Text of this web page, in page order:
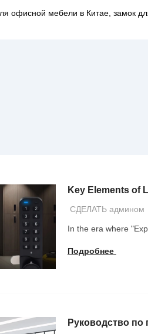
офисной мебели в Китае, замок
Key Elements of
СДЕЛАТЬ админом
In the era where "
Подробнее
Руководство